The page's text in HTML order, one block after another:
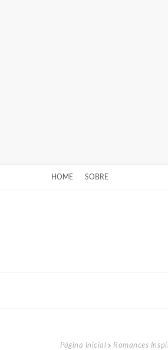
HOME SOBRE
Página Inicial Romances